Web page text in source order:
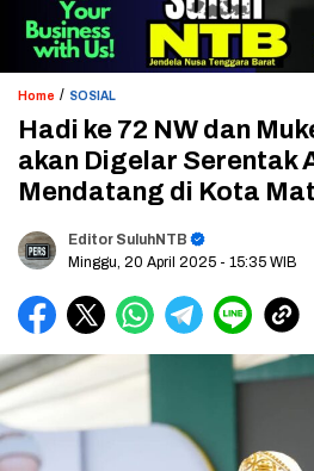
Home / SOSIAL
Hadi ke 72 NW dan
akan Digelar Serentak
Mendatang di Kota
Editor SuluhNTB
Minggu, 20 April 2025 - 15:35 WIB